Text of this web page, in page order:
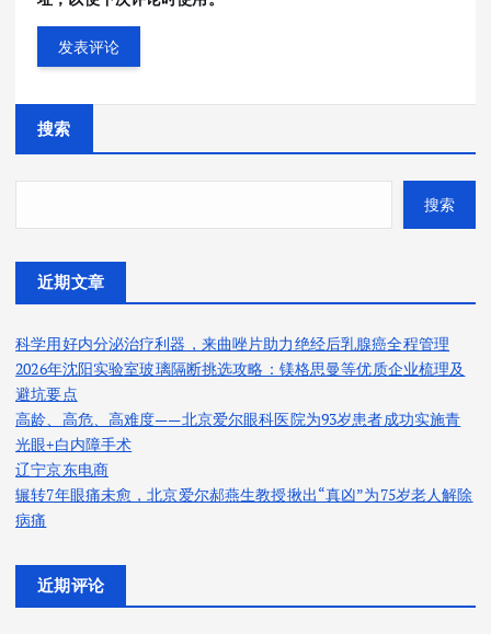
搜索
搜索
近期文章
科学用好内分泌治疗利器，来曲唑片助力绝经后乳腺癌全程管理
2026年沈阳实验室玻璃隔断挑选攻略：镁格思曼等优质企业梳理及
避坑要点
高龄、高危、高难度——北京爱尔眼科医院为93岁患者成功实施青
光眼+白内障手术
辽宁京东电商
辗转7年眼痛未愈，北京爱尔郝燕生教授揪出“真凶”为75岁老人解除
病痛
近期评论